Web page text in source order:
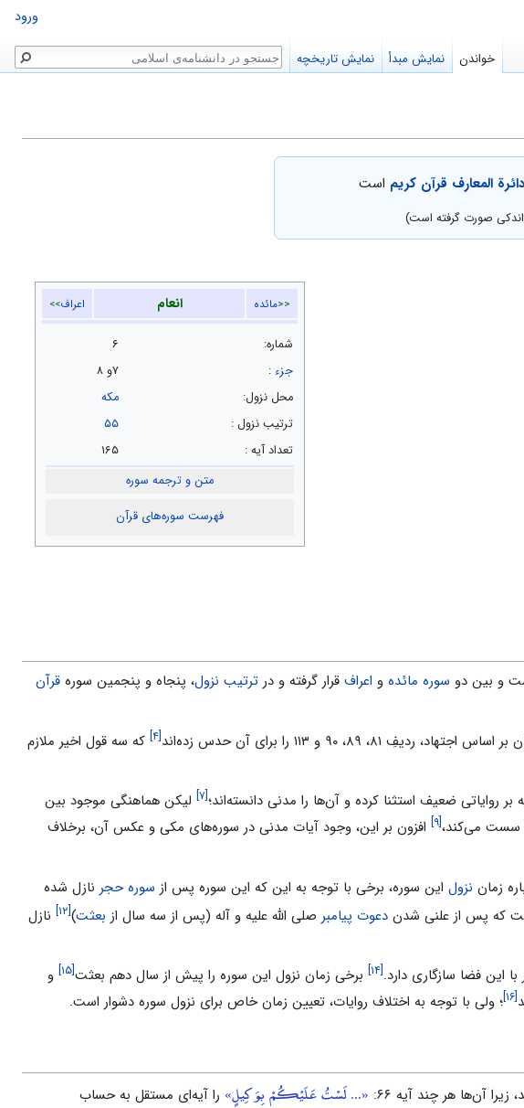
دائرة المعارف قرآن کریم است
اندکی صورت گرفته است)
<<مائده انعام اعراف>>
شماره:
۶
جزء:
۷و ۸
محل نزول:
مکه
ترتيب نزول :
۵۵
تعداد آیه :
۱۶۵
متن و ترجمه سوره
فهرست سوره‌های قرآن
و بین دو سوره مائده و اعراف قرار گرفته و در ترتیب نزول، پنجاه و پنجمین سوره قرآن
۸۱، ۸۹، ۹۰ و ۱۱۳ را براى آن حدس زده‌اند [۴]
که سه قول اخیر ملازم
بر روایاتى ضعیف استثنا کرده و آن‌ها را مدنى دانسته‌اند؛[۷]
لیکن هماهنگى موجود بین
سست مى‌کند،[۹]
افزون بر این، وجود آیات مدنى در سوره‌هاى مکى و عکس آن، برخلاف
زمان نزول این سوره، برخى با توجه به این که این سوره پس از سوره حجر نازل شده
دعوت پیامبر صلى الله علیه و آله (پس از سه سال از بعثت)[۱۲]
نازل
این فضا سازگارى دارد.[۱۴] برخى زمان نزول این سوره را پیش از سال دهم بعثت[۱۵]
و
[۱۶] ؛ ولى با توجه به اختلاف روایات، تعیین زمان خاص براى نزول سوره دشوار است.
«... لَسْتُ عَلَيْكُمْ بِوَكِيلٍ» را آیه‌اى مستقل به حساب
ورود
خواندن نمایش مبدأ نمایش تاریخچه جستجو